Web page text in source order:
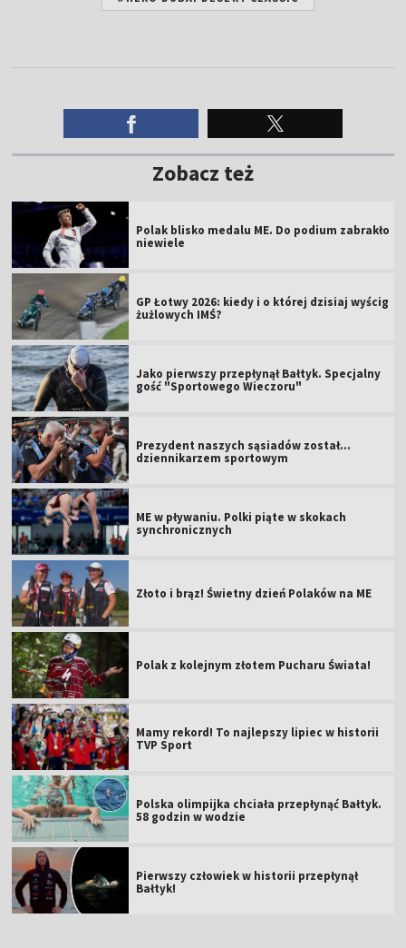
Zobacz też
Polak blisko medalu ME. Do podium zabrakło
niewiele
GP Łotwy 2026: kiedy i o której dzisiaj wyścig
żużlowych IMŚ?
Jako pierwszy przepłynął Bałtyk. Specjalny
gość "Sportowego Wieczoru"
Prezydent naszych sąsiadów został...
dziennikarzem sportowym
ME w pływaniu. Polki piąte w skokach
synchronicznych
Złoto i brąz! Świetny dzień Polaków na ME
Polak z kolejnym złotem Pucharu Świata!
Mamy rekord! To najlepszy lipiec w historii
TVP Sport
Polska olimpijka chciała przepłynąć Bałtyk.
58 godzin w wodzie
Pierwszy człowiek w historii przepłynął
Bałtyk!